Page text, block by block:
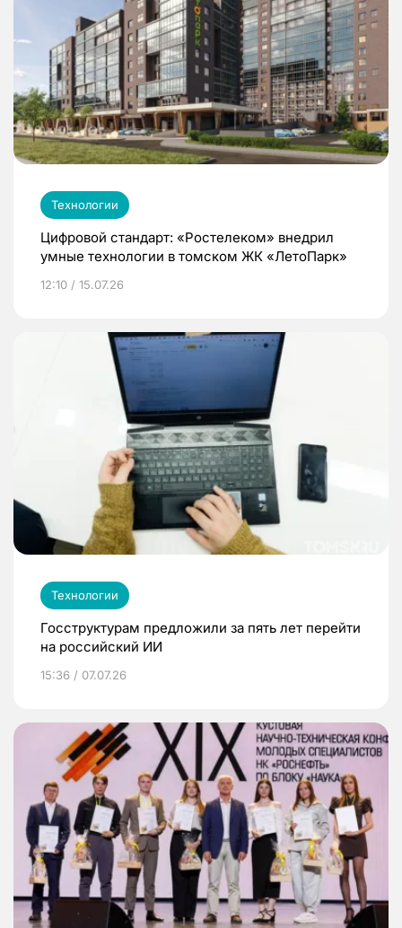
Технологии
Цифровой стандарт: «Ростелеком» внедрил
умные технологии в томском ЖК «ЛетоПарк»
12:10 / 15.07.26
Технологии
Госструктурам предложили за пять лет перейти
на российский ИИ
15:36 / 07.07.26